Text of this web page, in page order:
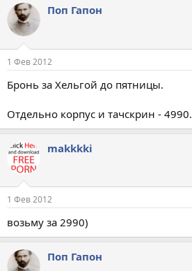
Поп Гапон
1 Фев 2012
Бронь за Хельгой до пятницы.
Отдельно корпус и тачскрин - 4990.
makkkki
1 Фев 2012
возьму за 2990)
Поп Гапон